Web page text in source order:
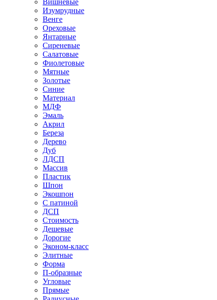
Вишневые
Изумрудные
Венге
Ореховые
Янтарные
Сиреневые
Салатовые
Фиолетовые
Мятные
Золотые
Синие
Материал
МДФ
Эмаль
Акрил
Береза
Дерево
Дуб
ЛДСП
Массив
Пластик
Шпон
Экошпон
С патиной
ДСП
Стоимость
Дешевые
Дорогие
Эконом-класс
Элитные
Форма
П-образные
Угловые
Прямые